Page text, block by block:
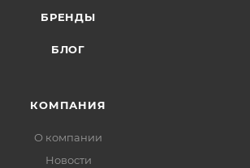
БРЕНДЫ
БЛОГ
КОМПАНИЯ
О компании
Новости